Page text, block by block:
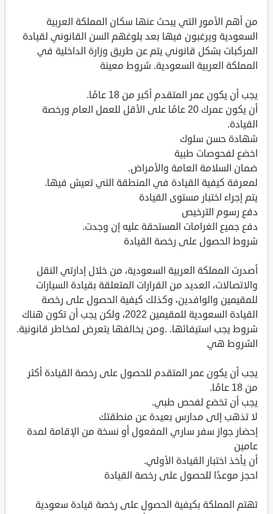
من أهم الأمور التي يبحث عنها سكان المملكة العربية
السعودية ويرغبون فيها بعد بلوغهم السن القانوني لقيادة
المركبات بشكل قانوني يتم عن طريق وزارة الداخلية في
المملكة العربية السعودية. شروط معينة
يجب أن يكون عمر المتقدم أكبر من 18 عامًا.
أن يكون عمرك 20 عامًا على الأقل للعمل العام ورخصة
القيادة.
شهادة حسن سلوك
اخضع لفحوصات طبية
ضمان السلامة العامة والأمراض.
لمعرفة كيفية القيادة في المنطقة التي تعيش فيها.
يتم إجراء اختبار مستوى القيادة
دفع رسوم الترخيص
دفع جميع الغرامات المستحقة عليه إن وجدت.
شروط الحصول على رخصة القيادة
أصدرت المملكة العربية السعودية، من خلال إدارتي النقل
والاتصالات، العديد من القرارات المتعلقة بقيادة السيارات
للمقيمين والوافدين، وكذلك كيفية الحصول على رخصة
القيادة السعودية للمقيمين 2022، ولكن يجب أن تكون هناك
شروط يجب استيفائها. .ومن يخالفها يتعرض لمخاطر قانونية.
الشروط هي
يجب أن يكون عمر المتقدم للحصول على رخصة القيادة أكثر
من 18 عامًا.
يجب أن تخضع لفحص طبي.
لا تذهب إلى مدارس بعيدة عن منطقتك
إحضار جواز سفر ساري المفعول أو نسخة من الإقامة لمدة
عامين
أن يأخذ اختبار القيادة الأولي.
احجز موعدًا للحصول على رخصة القيادة
تهتم المملكة بكيفية الحصول على رخصة قيادة سعودية